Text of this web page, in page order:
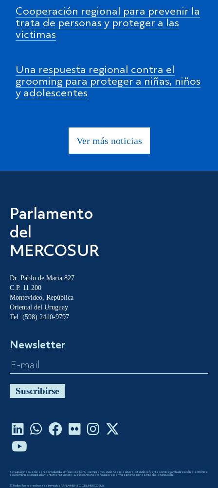
Cooperación regional para prevenir la
trata de personas y proteger a las
víctimas
Una respuesta regional contra el
grooming para proteger a niñas, niños
y adolescentes
Ver más noticias
Parlamento
del
MERCOSUR
Dr. Pablo de Maria 827
C.P. 11.200
Montevideo, República
Oriental del Uruguay
Tel: (598) 2410-9797
Newsletter
Suscribirse
Esta página puede ser reproducida sin fines de lucro, siempre y cuando no se la altere, citando la fuente completa y la dirección electrónica
seccomunicacion@parlamentomercosur.org. De lo contrario se requiere permiso previo por escrito de la Institución.
©Todos los derechos reservados PARLAMENTO DEL MERCOSUR